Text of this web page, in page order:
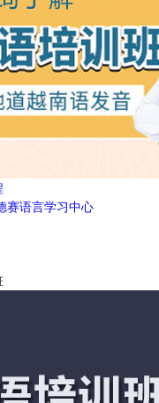
赛语言学习中心